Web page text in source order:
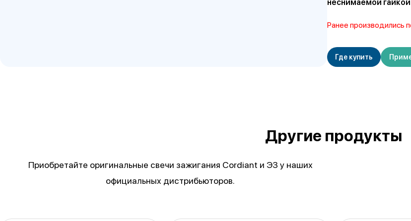
неснимаемой гайкой
Ранее производились
Где купить
Другие продукты
Приобретайте оригинальные свечи зажигания Cordiant и ЭЗ у наших
официальных дистрибьюторов.